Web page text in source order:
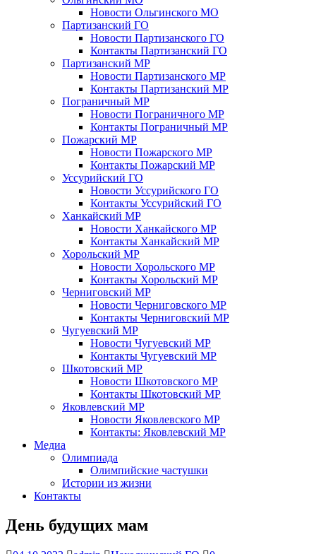
Новости Ольгинского МО
Партизанский ГО
Новости Партизанского ГО
Контакты Партизанский ГО
Партизанский МР
Новости Партизанского МР
Контакты Партизанский МР
Пограничный МР
Новости Пограничного МР
Контакты Пограничный МР
Пожарский МР
Новости Пожарского МР
Контакты Пожарский МР
Уссурийский ГО
Новости Уссурийского ГО
Контакты Уссурийский ГО
Ханкайский МР
Новости Ханкайского МР
Контакты Ханкайский МР
Хорольский МР
Новости Хорольского МР
Контакты Хорольский МР
Черниговский МР
Новости Черниговского МР
Контакты Черниговский МР
Чугуевский МР
Новости Чугуевский МР
Контакты Чугуевский МР
Шкотовский МР
Новости Шкотовского МР
Контакты Шкотовский МР
Яковлевский МР
Новости Яковлевского МР
Контакты: Яковлевский МР
Медиа
Олимпиада
Олимпийские частушки
Истории из жизни
Контакты
День будущих мам